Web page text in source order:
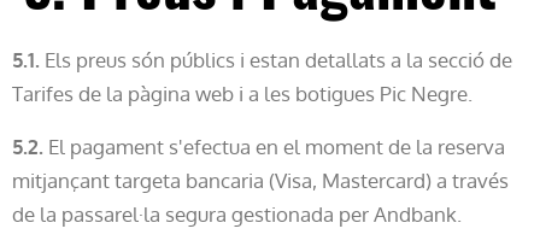
5.1. Els preus són públics i estan detallats a la secció de
Tarifes de la pàgina web i a les botigues Pic Negre.
5.2. El pagament s'efectua en el moment de la reserva
mitjançant targeta bancaria (Visa, Mastercard) a través
de la passarel·la segura gestionada per Andbank.